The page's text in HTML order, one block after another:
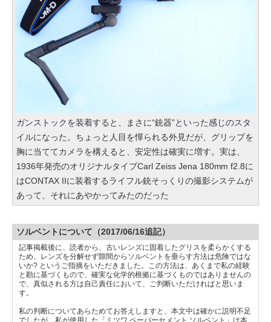
ガンストックを装着すると、まさに“銃器”といった感じのスタ
イルになった。ちょっと人目を憚られる外見だが、グリップを
胸に当ててカメラを構えると、安定性は確実に増す。実は、
1936年発売のオリジナルタイプCarl Zeiss Jena 180mm f2.8に
はCONTAX IIに装着するライフル銃そっくりの撮影システムが
あって、それにあやかってみたのだった
ソルベントについて（2017/06/16追記）
記事掲載後に、読者から、古いレンズに固着したグリスを柔らかくする
ため、レンズを分解せず隙間からソルベントを垂らす方法は危険ではな
いか? というご指摘をいただきました。この方法は、あくまで私の経験
と勘に基づくもので、確実な化学的根拠に基づくものではありませんの
で、真似される方は自己責任において、ご判断いただければと思いま
す。
私の判断についてあらためてお答えしますと、本文中は確かに説明不足
でしたが、私が使用した「ミツワ ペーパーセメント ソルベント」は本